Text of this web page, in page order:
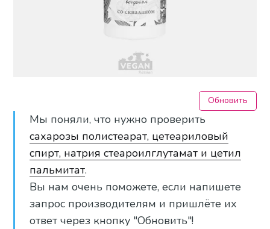
Обновить
Мы поняли, что нужно проверить
сахарозы полистеарат, цетеариловый
спирт, натрия стеароилглутамат и цетил
пальмитат.
Вы нам очень поможете, если напишете
запрос производителям и пришлёте их
ответ через кнопку "Обновить"!